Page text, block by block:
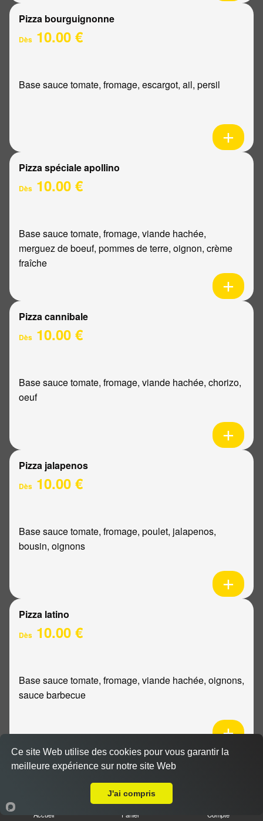
Pizza bourguignonne
Dès 10.00 €
Base sauce tomate, fromage, escargot, ail, persil
Pizza spéciale apollino
Dès 10.00 €
Base sauce tomate, fromage, viande hachée,
merguez de boeuf, pommes de terre, oignon, crème
fraîche
Pizza cannibale
Dès 10.00 €
Base sauce tomate, fromage, viande hachée, chorizo,
oeuf
Pizza jalapenos
Dès 10.00 €
Base sauce tomate, fromage, poulet, jalapenos,
bousin, oignons
Pizza latino
Dès 10.00 €
Base sauce tomate, fromage, viande hachée, oignons,
sauce barbecue
Pizza mexicaine
Accueil Panier Compte
Ce site Web utilise des cookies pour vous garantir la
meilleure expérience sur notre site Web
J'ai compris